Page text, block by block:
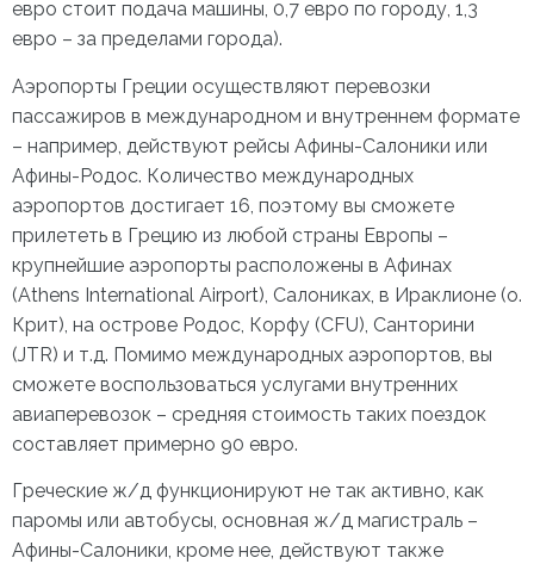
евро стоит подача машины, 0,7 евро по городу, 1,3
евро – за пределами города).
Аэропорты Греции осуществляют перевозки
пассажиров в международном и внутреннем формате
– например, действуют рейсы Афины-Салоники или
Афины-Родос. Количество международных
аэропортов достигает 16, поэтому вы сможете
прилететь в Грецию из любой страны Европы –
крупнейшие аэропорты расположены в Афинах
(Athens International Airport), Салониках, в Ираклионе (о.
Крит), на острове Родос, Корфу (CFU), Санторини
(JTR) и т.д. Помимо международных аэропортов, вы
сможете воспользоваться услугами внутренних
авиаперевозок – средняя стоимость таких поездок
составляет примерно 90 евро.
Греческие ж/д функционируют не так активно, как
паромы или автобусы, основная ж/д магистраль –
Афины-Салоники, кроме нее, действуют также